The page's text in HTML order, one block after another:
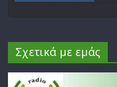
Σχετικά με εμάς